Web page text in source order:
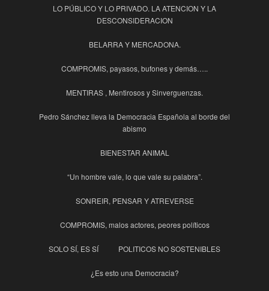
LO PÚBLICO Y LO PRIVADO. LA ATENCION Y LA
DESCONSIDERACION
BELARRA Y MERCADONA.
COMPROMIS, payasos, bufones y demás…..
MENTIRAS , Mentirosos y Sinverguenzas.
Pedro Sánchez lleva la Democracia Española al borde del
abismo
BIENESTAR ANIMAL
“Un hombre vale, lo que vale su palabra”.
SONREIR, PENSAR Y ATREVERSE
COMPROMIS, malos actores, peores políticos
SOLO SÍ, ES SÍ POLITICOS NO SOSTENIBLES
¿Es esto una Democracia?